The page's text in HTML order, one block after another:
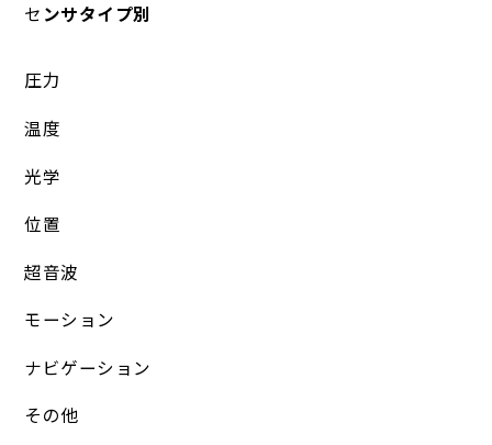
セ ンサタイプ別
圧力
温度
光学
位置
超音波
モーション
ナビゲーション
その他